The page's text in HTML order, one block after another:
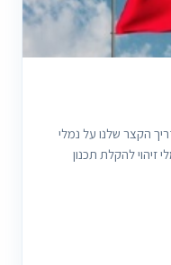
הקצר שלנו על נמלי
זיהוי להקלת תכנון